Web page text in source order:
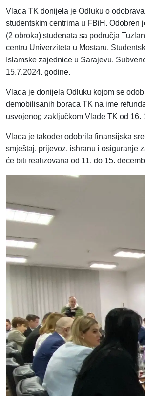
Vlada TK donijela je Odluku o
studentskim centrima u FBiH. Odobren
(2 obroka) studenata sa područja
centru Univerziteta u Mostaru,
Islamske zajednice u Sarajevu.
15.7.2024. godine.
Vlada je donijela Odluku kojom se
demobilisanih boraca TK na ime
usvojenog zaključkom Vlade TK od 16.
Vlada je također odobrila finansijska
smještaj, prijevoz, ishranu i osiguranje
će biti realizovana od 11. do 15.